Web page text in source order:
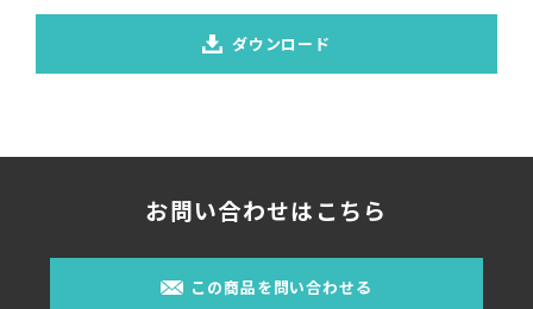
ダウンロード
お問い合わせはこちら
この商品を問い合わせる